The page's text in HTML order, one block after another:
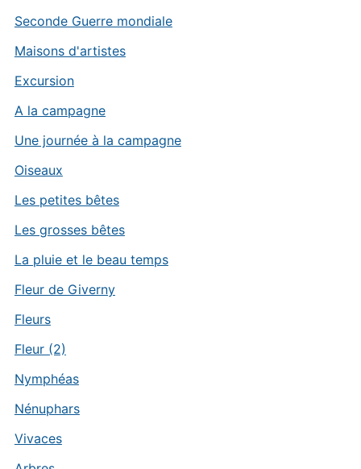
Seconde Guerre mondiale
Maisons d'artistes
Excursion
A la campagne
Une journée à la campagne
Oiseaux
Les petites bêtes
Les grosses bêtes
La pluie et le beau temps
Fleur de Giverny
Fleurs
Fleur (2)
Nymphéas
Nénuphars
Vivaces